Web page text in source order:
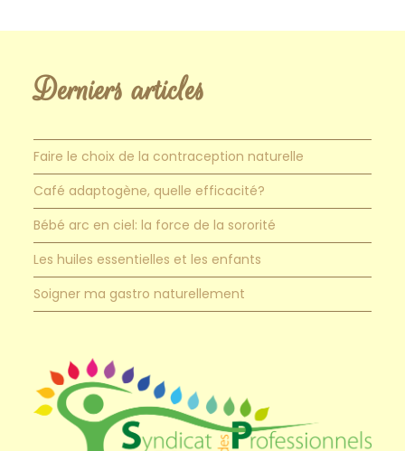
Derniers articles
Faire le choix de la contraception naturelle
Café adaptogène, quelle efficacité?
Bébé arc en ciel: la force de la sororité
Les huiles essentielles et les enfants
Soigner ma gastro naturellement